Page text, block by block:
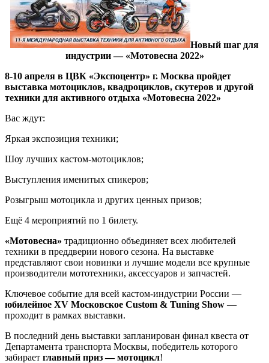
Новый шаг для
индустрии — «Мотовесна 2022»
8-10 апреля в ЦВК «Экспоцентр» г. Москва пройдет
выставка мотоциклов, квадроциклов, скутеров и другой
техники для активного отдыха «Мотовесна 2022»
Вас ждут:
Яркая экспозиция техники;
Шоу лучших кастом-мотоциклов;
Выступления именитых спикеров;
Розыгрыш мотоцикла и других ценных призов;
Ещё 4 мероприятий по 1 билету.
«Мотовесна» традиционно объединяет всех любителей
техники в преддверии нового сезона. На выставке
представляют свои новинки и лучшие модели все крупные
производители мототехники, аксессуаров и запчастей.
Ключевое событие для всей кастом-индустрии России —
юбилейное XV Московское Custom & Tuning Show —
проходит в рамках выставки.
В последний день выставки запланирован финал квеста от
Департамента транспорта Москвы, победитель которого
забирает главный приз — мотоцикл!